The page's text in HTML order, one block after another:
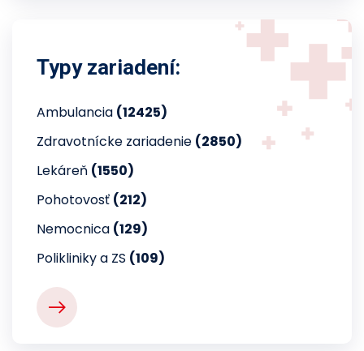
Typy zariadení:
Ambulancia (12425)
Zdravotnícke zariadenie (2850)
Lekáreň (1550)
Pohotovosť (212)
Nemocnica (129)
Polikliniky a ZS (109)